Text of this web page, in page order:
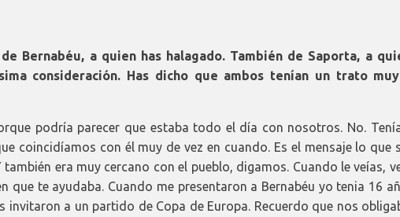
de Bernabéu, a quien has halagado. También de Saporta, a
consideración. Has dicho que ambos tenían un trato
podría parecer que estaba todo el día con nosotros. No.
coincidíamos con él muy de vez en cuando. Es el mensaje lo que
también era muy cercano con el pueblo, digamos. Cuando le veías,
que te ayudaba. Cuando me presentaron a Bernabéu yo tenia 16
invitaron a un partido de Copa de Europa. Recuerdo que nos